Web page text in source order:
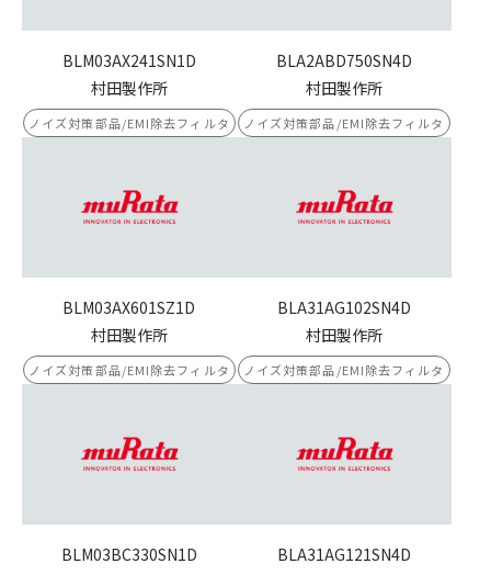
BLM03AX241SN1D
村田製作所
ノイズ対策部品/EMI除去フィルタ
BLA2ABD750SN4D
村田製作所
ノイズ対策部品/EMI除去フィルタ
BLM03AX601SZ1D
村田製作所
ノイズ対策部品/EMI除去フィルタ
BLA31AG102SN4D
村田製作所
ノイズ対策部品/EMI除去フィルタ
BLM03BC330SN1D
BLA31AG121SN4D